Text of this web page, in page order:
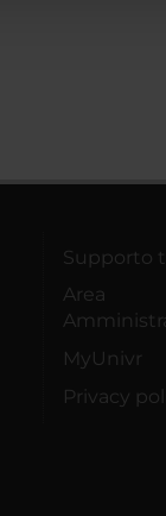
Supporto
Area
MyUnivr
Privacy